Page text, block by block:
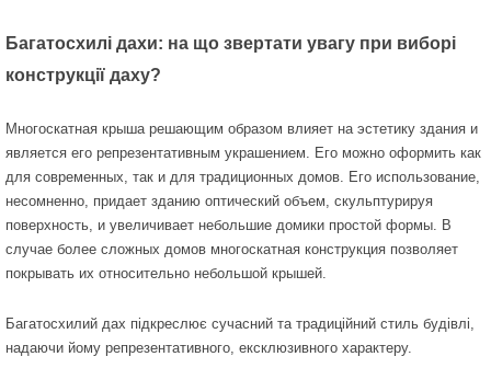
Багатосхилі дахи: на що звертати увагу при виборі
конструкції даху?
Многоскатная крыша решающим образом влияет на эстетику здания и
является его репрезентативным украшением. Его можно оформить как
для современных, так и для традиционных домов. Его использование,
несомненно, придает зданию оптический объем, скульптурируя
поверхность, и увеличивает небольшие домики простой формы. В
случае более сложных домов многоскатная конструкция позволяет
покрывать их относительно небольшой крышей.
Багатосхилий дах підкреслює сучасний та традиційний стиль будівлі,
надаючи йому репрезентативного, ексклюзивного характеру.